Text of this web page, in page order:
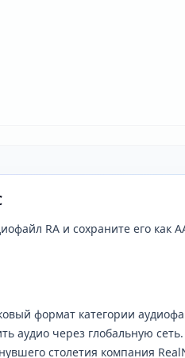
RA и сохраните его
формат категории
аудио через глобальную
столетия компания